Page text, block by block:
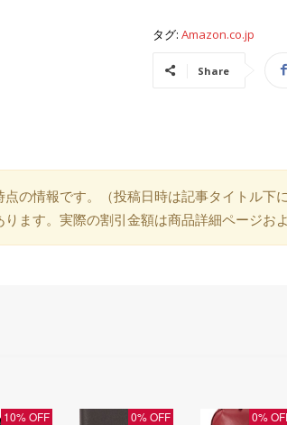
タグ: Amazon.co.jp
Share
の情報です。（投稿日時は記事タイトル下
ます。実際の割引金額は商品詳細ページお
10% OFF 0% OFF 0%